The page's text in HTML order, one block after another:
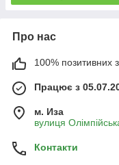
Про нас
100% позитивних з
Працює з
м. Иза
вулиця
Контакти